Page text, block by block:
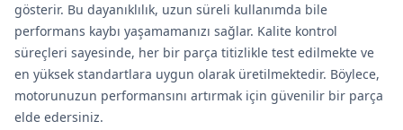
gösterir. Bu dayanıklılık, uzun süreli kullanımda bile
performans kaybı yaşamamanızı sağlar. Kalite kontrol
süreçleri sayesinde, her bir parça titizlikle test edilmekte ve
en yüksek standartlara uygun olarak üretilmektedir. Böylece,
motorunuzun performansını artırmak için güvenilir bir parça
elde edersiniz.